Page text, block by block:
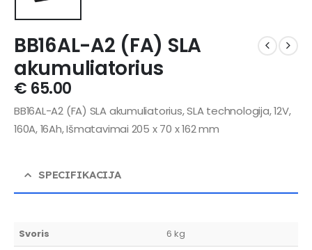
BB16AL-A2 (FA) SLA
akumuliatorius
€ 65.00
BB16AL-A2 (FA) SLA akumuliatorius, SLA technologija, 12V,
160A, 16Ah, Išmatavimai 205 x 70 x 162 mm
SPECIFIKACIJA
Svoris
6 kg